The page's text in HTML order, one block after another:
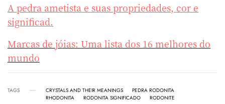
A pedra ametista e suas propriedades, cor e
significad.
Marcas de jóias: Uma lista dos 16 melhores do
mundo
TAGS CRYSTALS AND THEIR MEANINGS
PEDRA RODONITA
RHODONITA
RODONITA SIGNIFICADO RODONITE